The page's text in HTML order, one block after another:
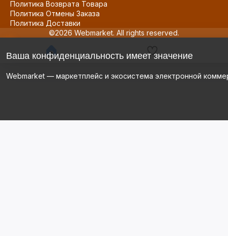
Политика Возврата Товара
Политика Отмены Заказа
Политика Доставки
©2026 Webmarket. All rights reserved.
Ваша конфиденциальность имеет значение
Webmarket — маркетплейс и экосистема электронной